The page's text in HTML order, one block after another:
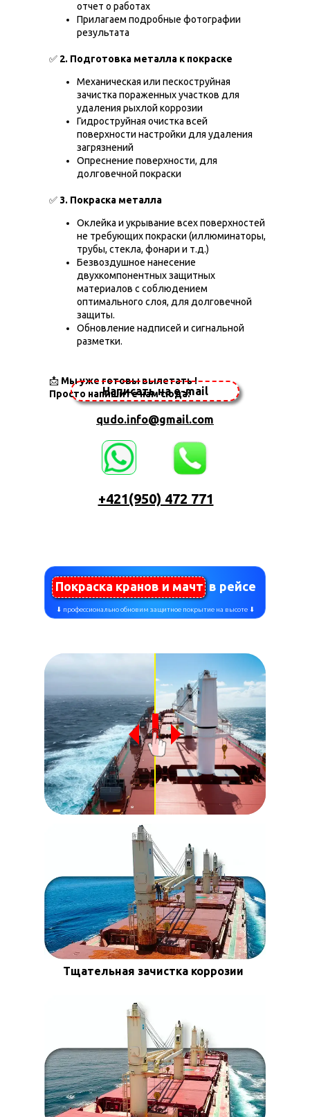
+421(950) 472 771
qudo.info@gmail.com
отчет о работах
Прилагаем подробные фотографии
результата
✅ 2. Подготовка металла к покраске
Механическая или пескоструйная
зачистка пораженных участков для
удаления рыхлой коррозии
Гидроструйная очистка всей
поверхности настройки для удаления
загрязнений
Опреснение поверхности, для
долговечной покраски
✅ 3. Покраска металла
Оклейка и укрывание всех поверхностей
не требующих покраски (иллюминаторы,
трубы, стекла, фонари и т.д.)
Безвоздушное нанесение
двухкомпонентных защитных
материалов с соблюдением
оптимального слоя, для долговечной
защиты.
Обновление надписей и сигнальной
разметки.
📩 Мы уже готовы вылетать !
Просто напишите нам сюда:
Написать на e-mail
⬇ профессионально обновим защитное покрытие на высоте ⬇
Покраска кранов и мачт в рейсе
Тщательная зачистка коррозии